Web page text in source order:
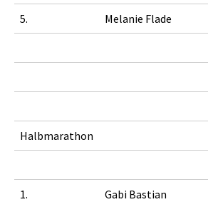
5. Melanie Flade
Halbmarathon
1. Gabi Bastian